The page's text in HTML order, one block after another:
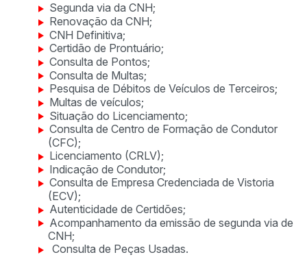
Segunda via da CNH;
Renovação da CNH;
CNH Definitiva;
Certidão de Prontuário;
Consulta de Pontos;
Consulta de Multas;
Pesquisa de Débitos de Veículos de Terceiros;
Multas de veículos;
Situação do Licenciamento;
Consulta de Centro de Formação de Condutor
(CFC);
Licenciamento (CRLV);
Indicação de Condutor;
Consulta de Empresa Credenciada de Vistoria
(ECV);
Autenticidade de Certidões;
Acompanhamento da emissão de segunda via de
CNH;
Consulta de Peças Usadas.